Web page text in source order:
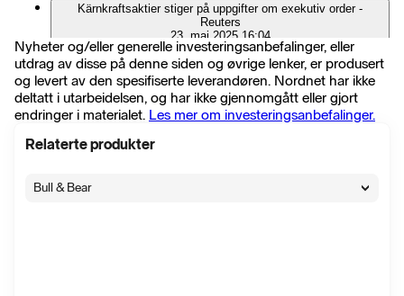
Kärnkraftsaktier stiger på uppgifter om exekutiv order -
Reuters
23. mai 2025 16:04
∙Selskapshendelser ∙656 visninger
Vis alle nyheter
Nyheter og/eller generelle investeringsanbefalinger, eller
utdrag av disse på denne siden og øvrige lenker, er produsert
og levert av den spesifiserte leverandøren. Nordnet har ikke
deltatt i utarbeidelsen, og har ikke gjennomgått eller gjort
endringer i materialet. Les mer om investeringsanbefalinger.
Relaterte produkter
Bull & Bear